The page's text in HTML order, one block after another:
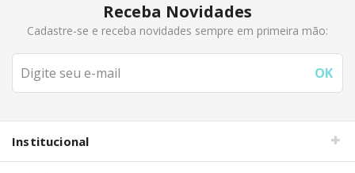
Receba Novidades
Cadastre-se e receba novidades sempre em primeira mão:
Institucional